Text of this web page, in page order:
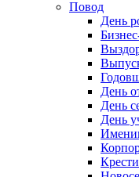
Повод
День
День
День
День